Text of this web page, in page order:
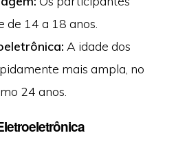
de 14 a 18 anos.
A idade dos
mais ampla, no
24 anos.